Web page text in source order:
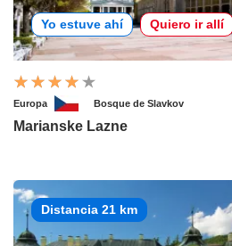
Yo estuve ahí Quiero ir allí
Europa Bosque de Slavkov
Marianske Lazne
Distancia 21 km